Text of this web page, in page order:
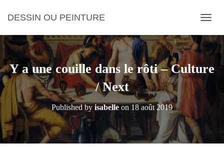
DESSIN OU PEINTURE
Y a une couille dans le rôti – Culture
/ Next
Published by isabelleon 18 août 2019